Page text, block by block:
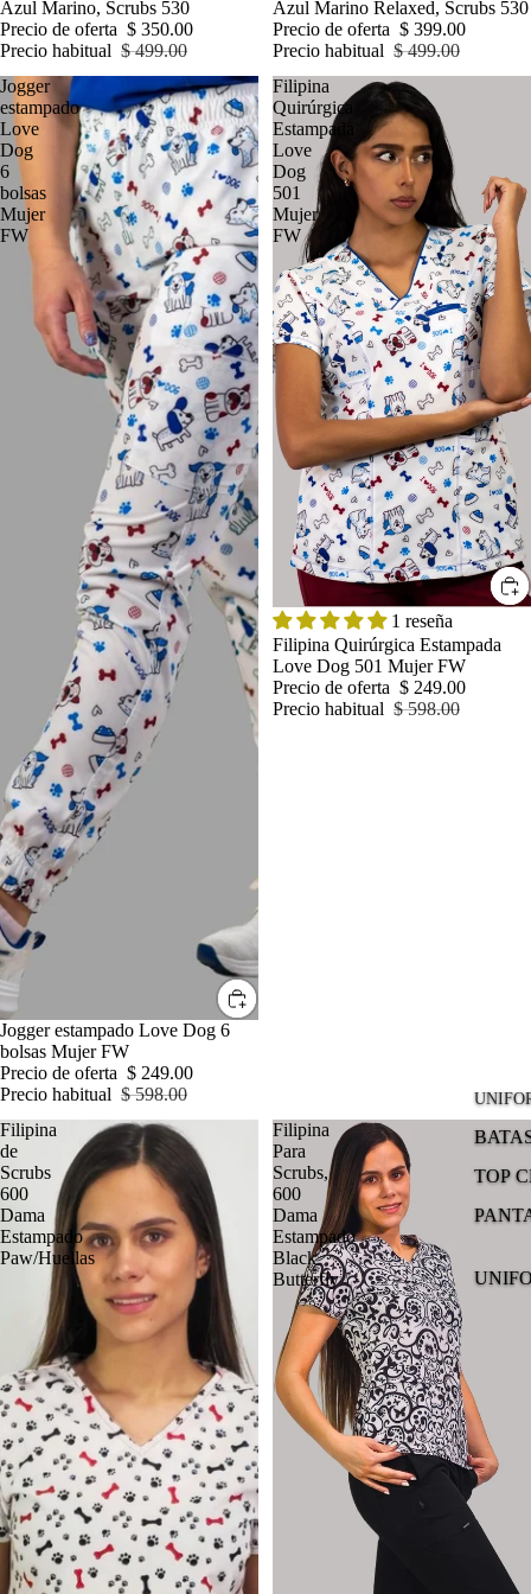
TOP
Azul Marino, Scrubs 530
Precio de oferta $ 350.00
Precio habitual $ 499.00
Azul Marino Relaxed, Scrubs 530
Precio de oferta $ 399.00
Precio habitual $ 499.00
Jogger
estampado
Love
Dog
6
bolsas
Mujer
FW
OFERTA
Jogger estampado Love Dog 6
bolsas Mujer FW
Precio de oferta $ 249.00
Precio habitual $ 598.00
Filipina
Quirúrgica
Estampada
Love
Dog
501
Mujer
FW
OFERTA
1 reseña
Filipina Quirúrgica Estampada
Love Dog 501 Mujer FW
Precio de oferta $ 249.00
Precio habitual $ 598.00
Filipina
de
Scrubs
600
Dama
Estampado
Paw/Huellas
Filipina
Para
Scrubs,
600
Dama
Estampado
Black
Butterfly